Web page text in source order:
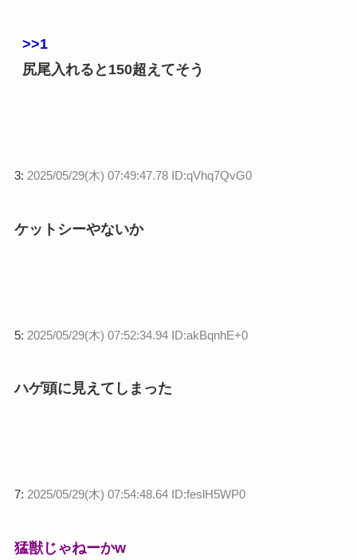
>>1
尻尾入れると150超えてそう
3: 2025/05/29(木) 07:49:47.78 ID:qVhq7QvG0
ケットシーやないか
5: 2025/05/29(木) 07:52:34.94 ID:akBqnhE+0
ハゲ頭に見えてしまった
7: 2025/05/29(木) 07:54:48.64 ID:feslH5WP0
猛獣じゃねーかw